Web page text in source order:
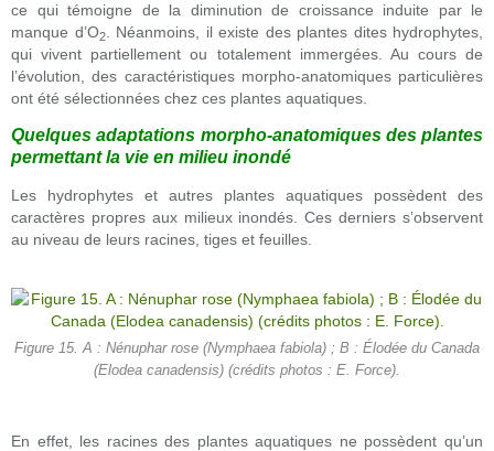
ce qui témoigne de la diminution de croissance induite par le
manque d’O2. Néanmoins, il existe des plantes dites hydrophytes,
qui vivent partiellement ou totalement immergées. Au cours de
l’évolution, des caractéristiques morpho-anatomiques particulières
ont été sélectionnées chez ces plantes aquatiques.
Quelques adaptations morpho-anatomiques des plantes
permettant la vie en milieu inondé
Les hydrophytes et autres plantes aquatiques possèdent des
caractères propres aux milieux inondés. Ces derniers s’observent
au niveau de leurs racines, tiges et feuilles.
Figure 15. A : Nénuphar rose (Nymphaea fabiola) ; B : Élodée du Canada
(Elodea canadensis) (crédits photos : E. Force).
En effet, les racines des plantes aquatiques ne possèdent qu’un